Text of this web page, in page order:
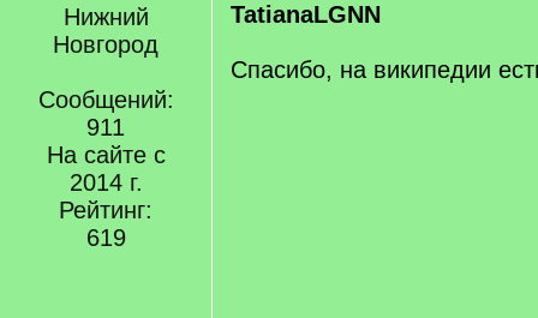
Нижний
Новгород
Сообщений:
911
На сайте с
2014 г.
Рейтинг:
619
TatianaLGNN
Спасибо, на википедии